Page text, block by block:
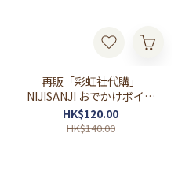
再販「彩虹社代購」
NIJISANJI おでかけボイス
Voice
HK$120.00
HK$140.00